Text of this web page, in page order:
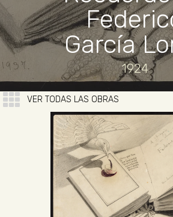
García
1924
VER TODAS LAS OBRAS